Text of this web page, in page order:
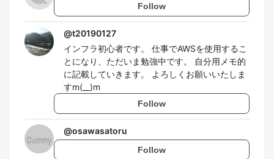
Follow
@t20190127
インフラ初心者です。 仕事でAWSを使用するこ
とになり、ただいま勉強中です。 自分用メモ的
に記載していきます。 よろしくお願いいたしま
すm(__)m
Follow
@osawasatoru
Follow